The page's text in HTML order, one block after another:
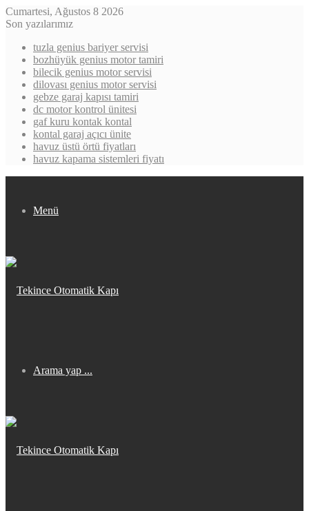
Cumartesi, Ağustos 8 2026
Son yazılarımız
tuzla genius bariyer servisi
bozhüyük genius motor tamiri
bilecik genius motor servisi
dilovası genius motor servisi
gebze garaj kapısı tamiri
dc motor kontrol ünitesi
gaf kuru kontak kontal
kontal garaj açıcı ünite
havuz üstü örtü fiyatları
havuz kapama sistemleri fiyatı
Menü
Arama yap ...